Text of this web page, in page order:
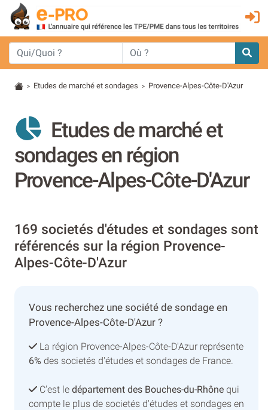
> Etudes de marché et sondages > Provence-Alpes-Côte-D'Azur
Etudes de marché et
sondages en région
Provence-Alpes-Côte-D'Azur
169 societés d'études et sondages sont
référencés sur la région Provence-
Alpes-Côte-D'Azur
Vous recherchez une société de sondage en
Provence-Alpes-Côte-D'Azur ?
La région Provence-Alpes-Côte-D'Azur représente
6% des societés d'études et sondages de France.
C'est le département des Bouches-du-Rhône qui
compte le plus de societés d'études et sondages en